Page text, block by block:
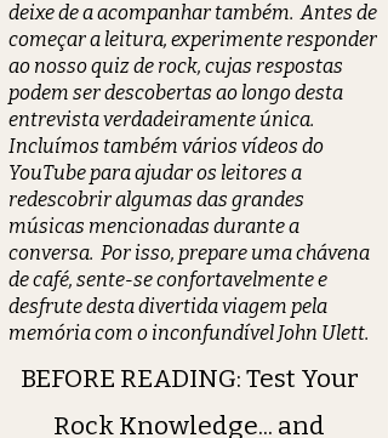
deixe de a acompanhar também.Antes de
começar a leitura, experimente responder
ao nosso quiz de rock, cujas respostas
podem ser descobertas ao longo desta
entrevista verdadeiramente única.
Incluímos também vários vídeos do
YouTube para ajudar os leitores a
redescobrir algumas das grandes
músicas mencionadas durante a
conversa. Por isso, prepare uma chávena
de café, sente-se confortavelmente e
desfrute desta divertida viagem pela
memória com o inconfundível John Ulett.
BEFORE READING: Test Your
Rock Knowledge... and